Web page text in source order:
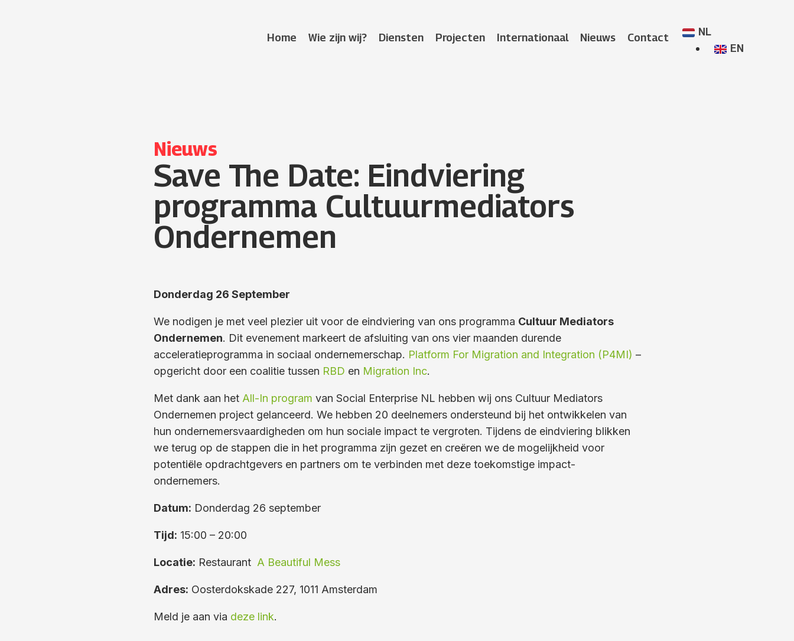
Home Wie zijn wij? Diensten Projecten Internationaal Nieuws Contact
NL
EN
Nieuws
Save The Date: Eindviering
programma Cultuurmediators
Ondernemen
Donderdag 26 September
We nodigen je met veel plezier uit voor de eindviering van ons programma Cultuur Mediators
Ondernemen. Dit evenement markeert de afsluiting van ons vier maanden durende
acceleratieprogramma in sociaal ondernemerschap. Platform For Migration and Integration (P4MI) –
opgericht door een coalitie tussen RBD en Migration Inc.
Met dank aan het All-In program van Social Enterprise NL hebben wij ons Cultuur Mediators
Ondernemen project gelanceerd. We hebben 20 deelnemers ondersteund bij het ontwikkelen van
hun ondernemersvaardigheden om hun sociale impact te vergroten. Tijdens de eindviering blikken
we terug op de stappen die in het programma zijn gezet en creëren we de mogelijkheid voor
potentiële opdrachtgevers en partners om te verbinden met deze toekomstige impact-
ondernemers.
Datum: Donderdag 26 september
Tijd: 15:00 – 20:00
Locatie: Restaurant A Beautiful Mess
Adres: Oosterdokskade 227, 1011 Amsterdam
Meld je aan via deze link.